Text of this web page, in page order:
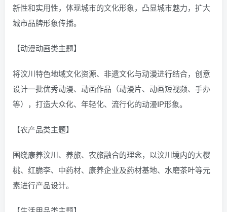
新性和实用性，体现城市的文化形象，凸显城市魅力，扩大
城市品牌形象传播。
【动漫动画类主题】
将汶川特色地域文化资源、非遗文化与动漫进行结合，创意
设计一批优秀动漫、动画作品（动漫片、动画短视频、手办
等），打造大众化、年轻化、流行化的动漫IP形象。
【农产品类主题】
围绕康养汶川、养旅、农旅融合的理念，以汶川境内的大樱
桃、红脆李、中药材、康养企业及药材基地、水磨茶叶等元
素进行产品设计。